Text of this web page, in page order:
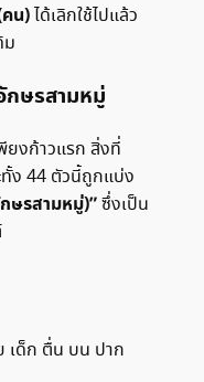
น)ได้เลิกใช้ไปแล้ว
ม
กษรสามหมู่
ยงก้าวแรก สิ่งที่
ง 44 ตัวนี้ถูกแบ่ง
ษรสามหมู่)”ซึ่งเป็น
เด็ก ตื่น บน ปาก